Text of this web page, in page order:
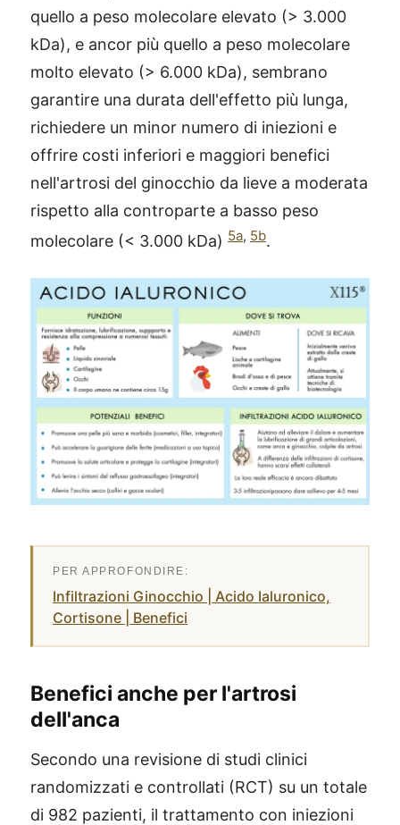
quello a peso molecolare elevato (> 3.000
kDa), e ancor più quello a peso molecolare
molto elevato (> 6.000 kDa), sembrano
garantire una durata dell'effetto più lunga,
richiedere un minor numero di iniezioni e
offrire costi inferiori e maggiori benefici
nell'artrosi del ginocchio da lieve a moderata
rispetto alla controparte a basso peso
molecolare (< 3.000 kDa) 5a, 5b.
Infiltrazioni Ginocchio | Acido Ialuronico,
Cortisone | Benefici
Benefici anche per l'artrosi
dell'anca
Secondo una revisione di studi clinici
randomizzati e controllati (RCT) su un totale
di 982 pazienti, il trattamento con iniezioni